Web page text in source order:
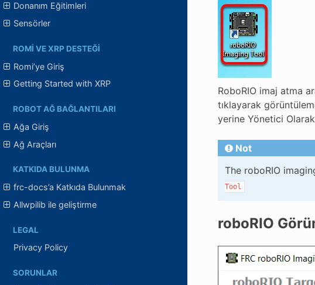
Donanım Eğitimleri
Sensörler
ROMI VE XRP DESTEĞI
Romi’ye Giriş
Getting Started with XRP
ROBOT AĞ BAĞLANTILARI
Ağa Giriş
Ağ Araçları
KATKIDA BULUNMA
frc-docs’a Katkıda Bulunmak
Allwpilib ile geliştirme
LEGAL
Privacy Policy
SORUNLAR
RoboRIO imaj atma
tıklayarak
yerine Yönetici Olarak
Not
The roboRIO
Tool
roboRIO